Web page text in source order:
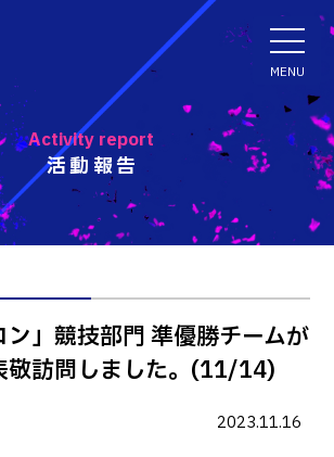
活動報告
Activity report
ン」競技部門 準優勝チームが
敬訪問しました。(11/14)
2023.11.16
MENU
ENGLISH
専攻科
科
学科
系学科
報